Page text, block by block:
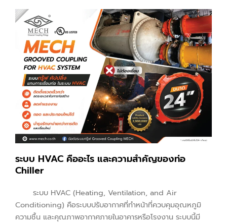
ระบบ HVAC คืออะไร และความสำคัญของท่อ
Chiller
ระบบ HVAC (Heating, Ventilation, and Air
Conditioning) คือระบบปรับอากาศที่ทำหน้าที่ควบคุมอุณหภูมิ
ความชื้น และคุณภาพอากาศภายในอาคารหรือโรงงาน ระบบนี้มี